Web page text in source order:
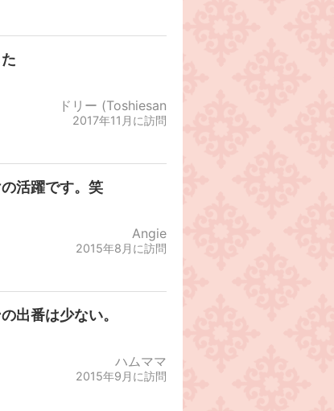
ドリー (Toshiesan
2017年11月に訪問
活躍です。笑
Angie
2015年8月に訪問
出番は少ない。
ハムママ
2015年9月に訪問